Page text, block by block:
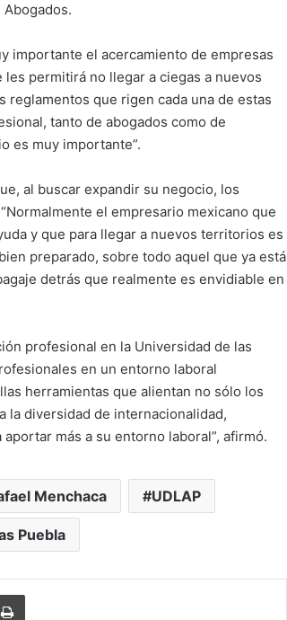
importante el acercamiento de empresas
les permitirá no llegar a ciegas a nuevos
que rigen cada una de estas
tanto de abogados como de
es muy importante”.
al buscar expandir su negocio, los
el empresario mexicano que
y que para llegar a nuevos territorios es
preparado, sobre todo aquel que ya está
detrás que realmente es envidiable en
profesional en la Universidad de las
en un entorno laboral
herramientas que alientan no sólo los
la diversidad de internacionalidad,
más a su entorno laboral”, afirmó.
Menchaca UDLAP
Puebla
Print